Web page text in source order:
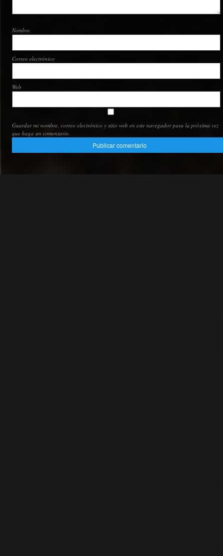
Nombre
Correo electrónico
Web
Guardar mi nombre, correo electrónico y sitio web en este navegador para la próxima vez
que haga un comentario.